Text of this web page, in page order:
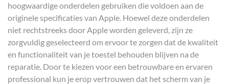
hoogwaardige onderdelen gebruiken die voldoen aan de
originele specificaties van Apple. Hoewel deze onderdelen
niet rechtstreeks door Apple worden geleverd, zijn ze
zorgvuldig geselecteerd om ervoor te zorgen dat de kwaliteit
en functionaliteit van je toestel behouden blijven na de
reparatie. Door te kiezen voor een betrouwbare en ervaren
professional kun je erop vertrouwen dat het scherm van je